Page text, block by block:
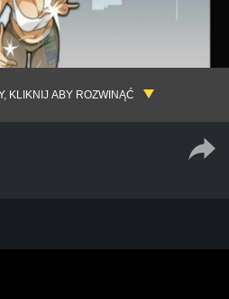
KLIKNIJ ABY ROZWINĄĆ